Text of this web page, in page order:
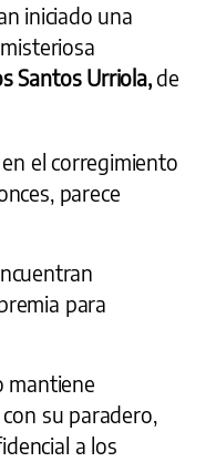
iniciado una
Santos Urriola,de
el corregimiento
parece
para
mantiene
su paradero,
a los